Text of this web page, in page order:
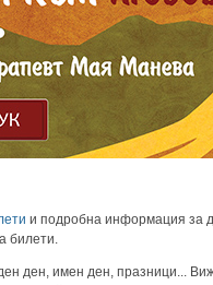
и подробна информация за
билети.
ден, имен ден, празници...